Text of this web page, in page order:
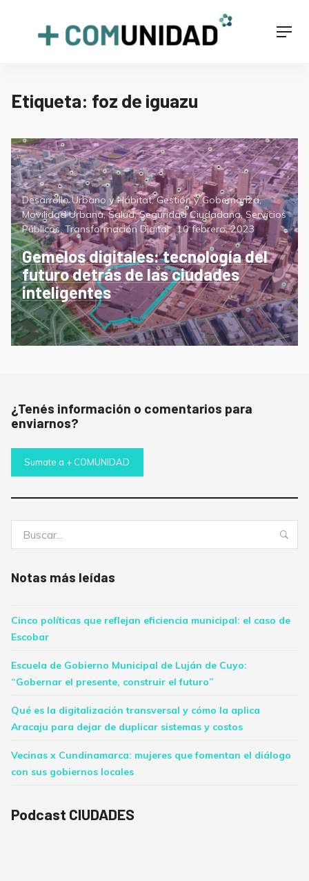
+COMUNIDAD
Etiqueta: foz de iguazu
Categorías
Desarrollo Urbano y Hábitat,Gestión y Gobernanza,
Movilidad Urbana,Salud,Seguridad Ciudadana, Servicios
Públicos,Transformación Digital Posted
on
10 febrero, 2023
Gemelos digitales: tecnología del
futuro detrás de las ciudades
inteligentes
¿Tenés información o comentarios para
enviarnos?
Sumate a + COMUNIDAD
Notas más leídas
Cinco políticas que reflejan eficiencia municipal: el caso de
Escobar
Escuela de Gobierno Municipal de Luján de Cuyo:
“Gobernar el presente, construir el futuro”
Qué es la digitalización transversal y cómo la aplica
Aracaju para dejar de duplicar sistemas y costos
Vecinas x Cundinamarca: mujeres que fomentan el diálogo
con sus gobiernos locales
Podcast CIUDADES